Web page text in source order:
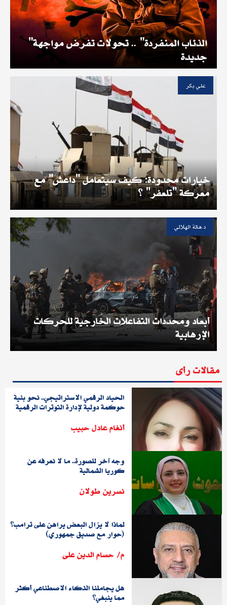
"الذئاب المنفردة" .. تحولات تفرض مواجهة
جديدة
علي بكر
خيارات محدودة: كيف سيتعامل "داعش" مع
معركة "تلعفر" ؟
د.هالة الهلالي
أبعاد ومحددات التفاعلات الخارجية للحركات
الإرهابية
مقالات رأى
الحياد الرقمي الاستراتيجي.. نحو بنية
حوكمة دولية لإدارة التوترات الرقمية
أنغام عادل حبيب
وجه آخر للصورة.. ما لا نعرفه عن
كوريا الشمالية
نسرين طولان
لماذا لا يزال البعض يراهن على ترامب؟
(حوار مع صديق جمهوري)
م/ حسام الدين على
هل يجاملنا الذكاء الاصطناعي أكثر
مما ينبغي؟